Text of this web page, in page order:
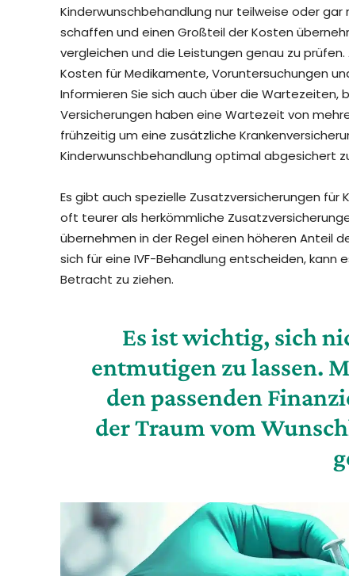
Kinderwunschbehandlung nur teilweise oder
schaffen und einen Großteil der Kosten
vergleichen und die Leistungen genau zu
Kosten für Medikamente, Voruntersuchungen
Informieren Sie sich auch über die Wartezeiten,
Versicherungen haben eine Wartezeit von
frühzeitig um eine zusätzliche
Kinderwunschbehandlung optimal abgesichert
Es gibt auch spezielle Zusatzversicherungen für
oft teurer als herkömmliche
übernehmen in der Regel einen höheren Anteil
sich für eine IVF-Behandlung entscheiden, kann
Betracht zu ziehen.
Es ist wichtig, sich
entmutigen zu lassen.
den passenden
der Traum vom